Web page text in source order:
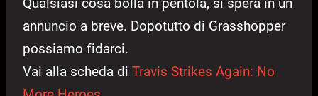
Qualsiasi cosa bolla in pentola, si spera in un
annuncio a breve. Dopotutto di Grasshopper
possiamo fidarci.
Vai alla scheda di Travis Strikes Again: No